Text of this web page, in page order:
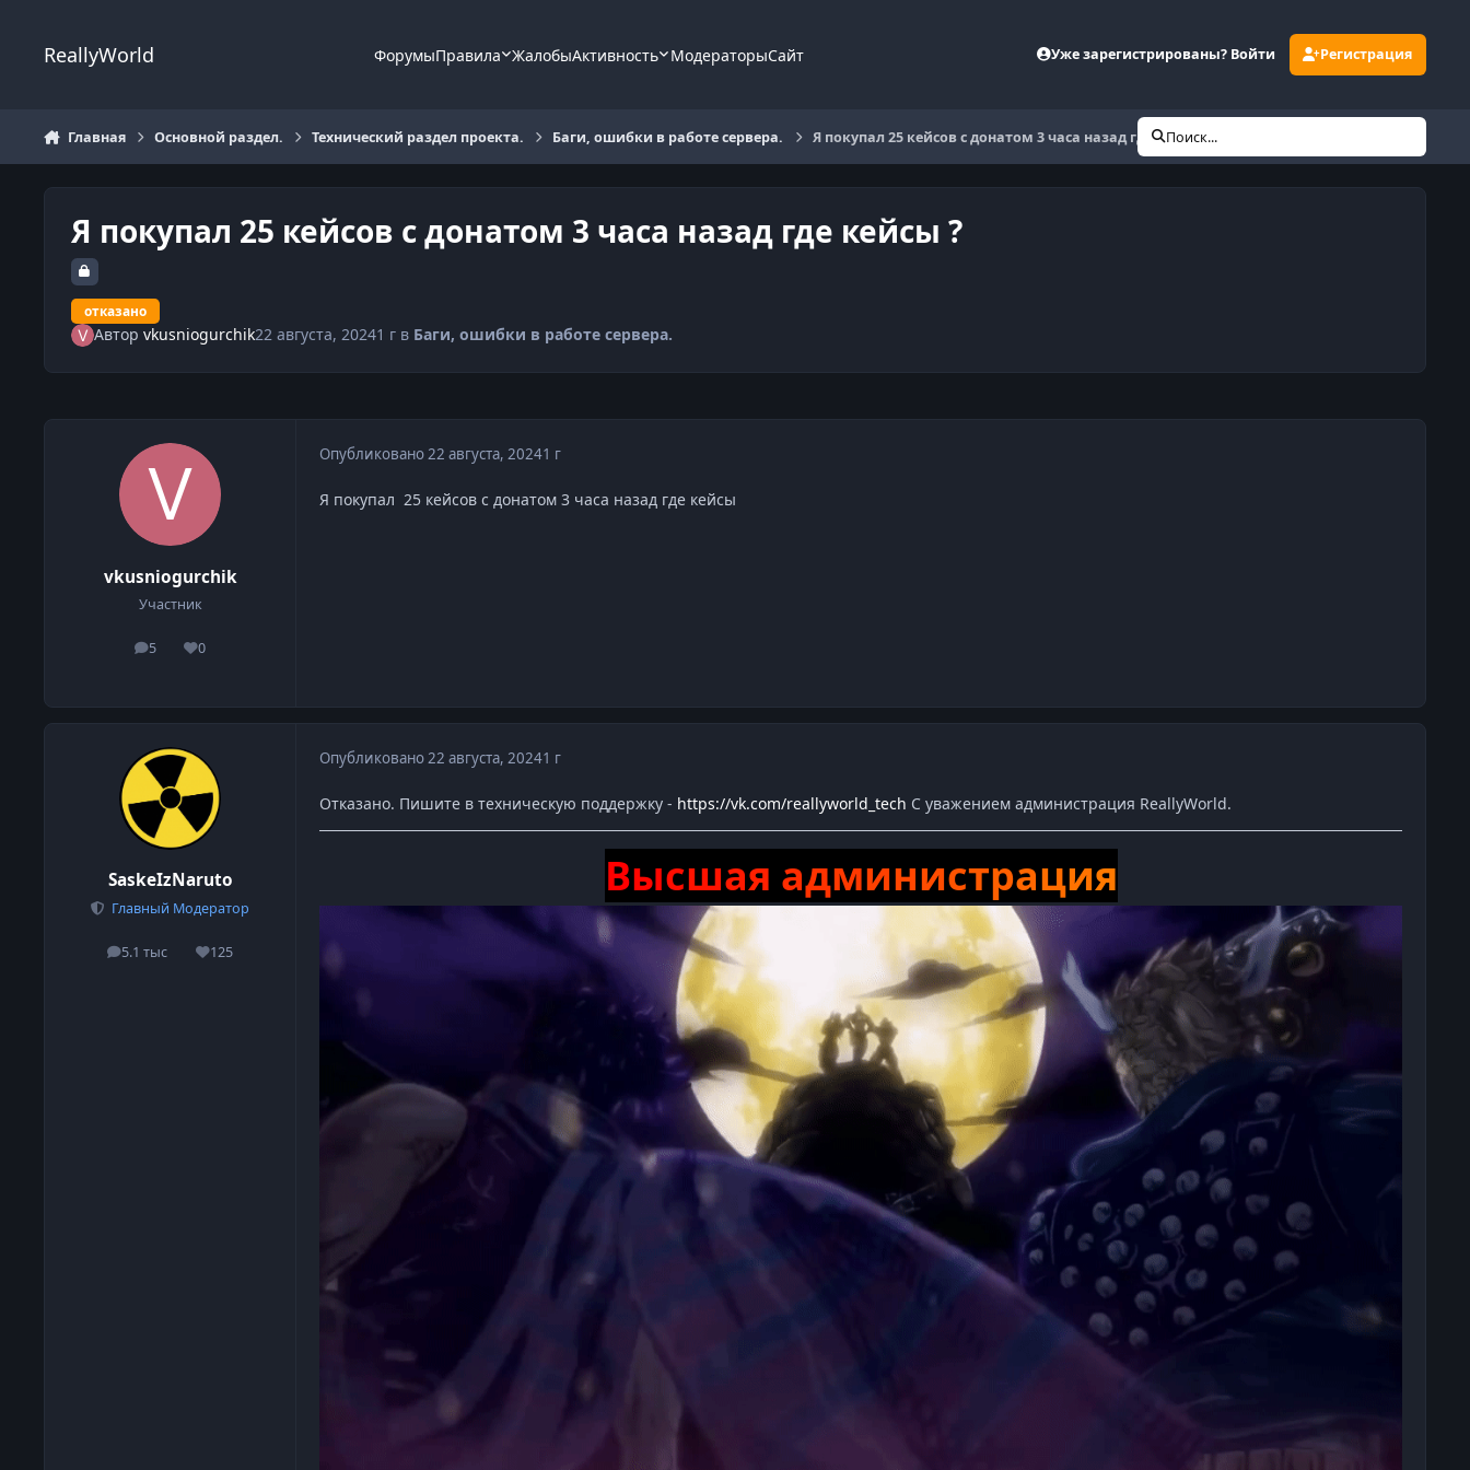
ReallyWorld ФорумыПравила ЖалобыАктивность МодераторыСайт Уже зарегистрированы? Войти Регистрация
Главная Основной раздел. Технический раздел проекта. Баги, ошибки в работе сервера. Я покупал 25 кейсов с донатом 3 часа назад где кейсы ?
Поиск...
Я покупал 25 кейсов с донатом 3 часа назад где кейсы ?
отказано
Автор vkusniogurchik22 августа, 20241 гв Баги, ошибки в работе сервера.
vkusniogurchik
Участник
5
сообщения
0
Репутация
Опубликовано22 августа, 20241 г
Я покупал 25 кейсов с донатом 3 часа назад где кейсы
SaskeIzNaruto
Главный Модератор
5.1 тыс
сообщения125
Репутация
Опубликовано22 августа, 20241 г
Отказано. Пишите в техническую поддержку - https://vk.com/reallyworld_tech С уважением администрация ReallyWorld.
Высшая администрация